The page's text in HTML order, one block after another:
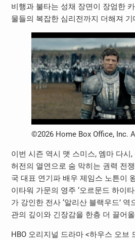
비행과 불타는 성채 장면이 장엄한
물들의 복잡한 심리전까지 더해져
©2026 Home Box Office, Inc.
이번 시즌 역시 맷 스미스, 엠마 다시
허전의 열연으로 숨 막히는 권력 전
국 대표 연기파 배우 제임스 노튼이
이타워 가문의 영주 ‘오르문드 하이
가 강인한 전사 ‘알리산 블랙우드’ 역
관의 깊이와 긴장감을 한층 더 끌어
HBO 오리지널 드라마 <하우스 오브